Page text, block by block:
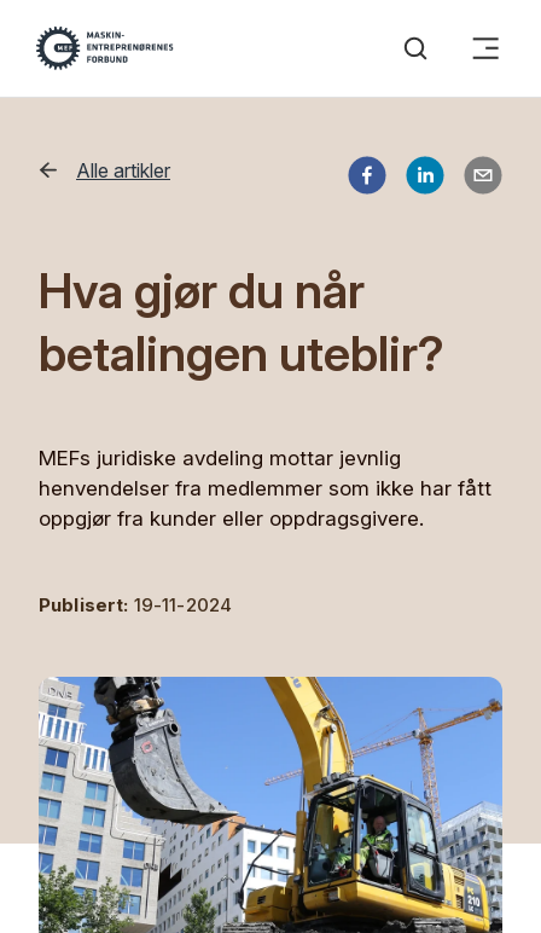
Alle artikler
Hva gjør du når
betalingen uteblir?
MEFs juridiske avdeling mottar jevnlig
henvendelser fra medlemmer som ikke har fått
oppgjør fra kunder eller oppdragsgivere.
Publisert: 19-11-2024